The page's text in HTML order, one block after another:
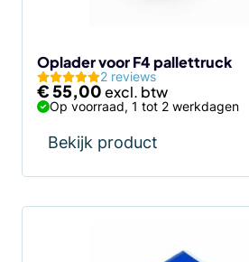
Oplader voor F4 pallettruck
2 reviews
€55,00
Op voorraad, 1 tot 2 werkdagen
Bekijk product